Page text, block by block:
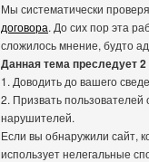
Мы систематически
договора. До сих пор эта
сложилось мнение, будто
Данная тема преследует
1. Доводить до вашего
2. Призвать
нарушителей.
Если вы обнаружили сайт,
использует нелегальные